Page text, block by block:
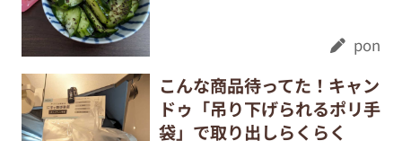
pon
こんな商品待ってた！キャン
ドゥ「吊り下げられるポリ手
袋」で取り出しらくらく